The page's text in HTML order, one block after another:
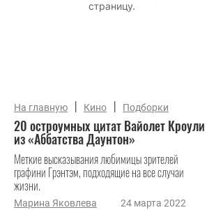
На главную | Кино | Подборки
20 остроумных цитат Вайолет Кроули
из «Аббатства Даунтон»
Меткие высказывания любимицы зрителей
графини Грэнтэм, подходящие на все случаи
жизни.
Марина Яковлева 24 марта 2022